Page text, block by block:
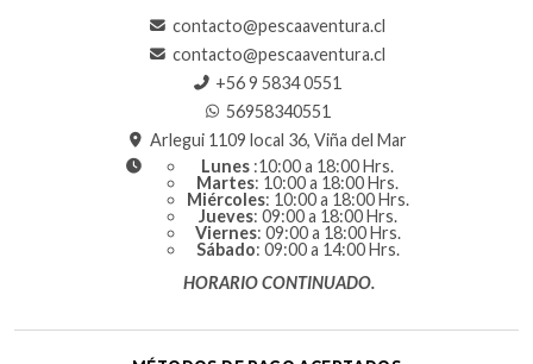
contacto@pescaaventura.cl
contacto@pescaaventura.cl
+56 9 5834 0551
56958340551
Arlegui 1109 local 36, Viña del Mar
Lunes :10:00 a 18:00 Hrs.
Martes: 10:00 a 18:00 Hrs.
Miércoles: 10:00 a 18:00 Hrs.
Jueves: 09:00 a 18:00 Hrs.
Viernes: 09:00 a 18:00 Hrs.
Sábado: 09:00 a 14:00 Hrs.
HORARIO CONTINUADO.